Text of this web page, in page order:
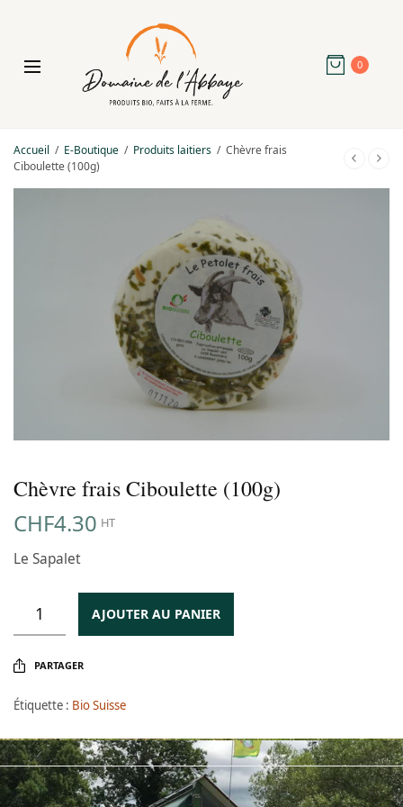
0
Accueil / E-Boutique / Produits laitiers / Chèvre frais
Ciboulette (100g)
Chèvre frais Ciboulette (100g)
CHF4.30 HT
Le Sapalet
AJOUTER AU PANIER
PARTAGER
Étiquette : Bio Suisse